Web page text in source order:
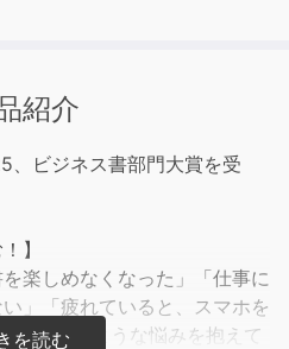
紹介
、ビジネス書部門大賞を受
】
楽しめなくなった」「仕事に
」「疲れていると、スマホを
」……そのような悩みを抱えて